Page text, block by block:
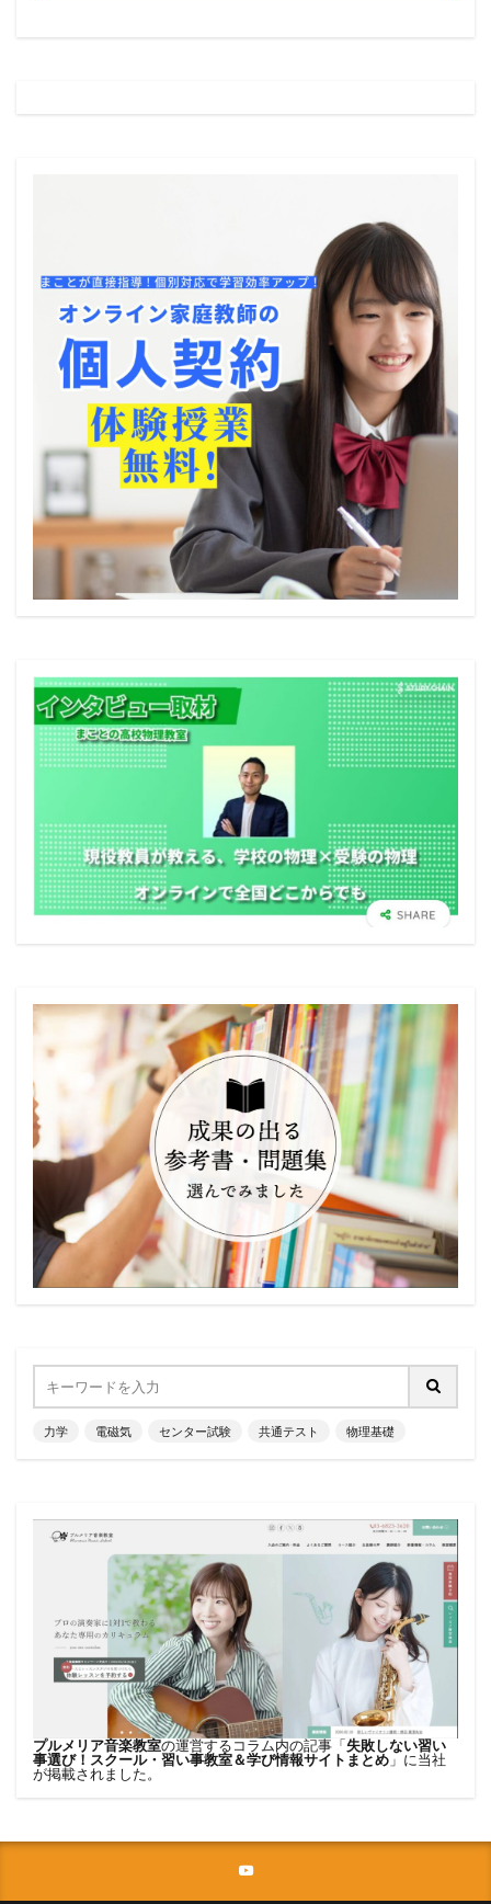
力学 電磁気 センター試験 共通テスト 物理基礎
プルメリア音楽教室の運営するコラム内の記事「失敗しない習い
事選び！スクール・習い事教室＆学び情報サイトまとめ 」に当社
が掲載されました。